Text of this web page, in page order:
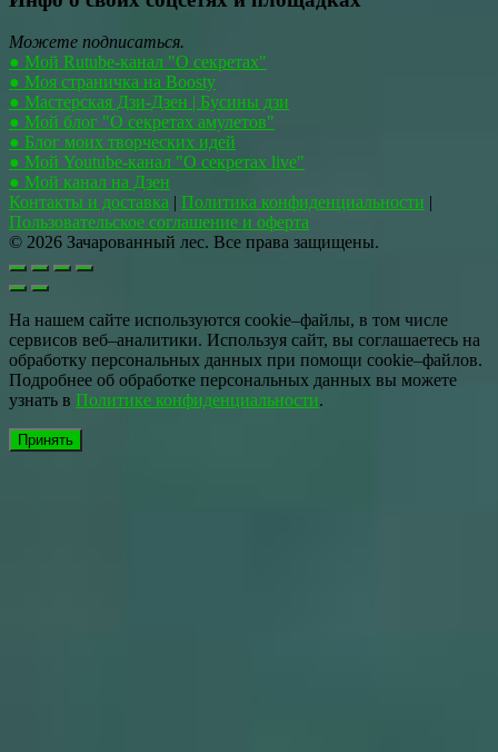
Можете подписаться.
● Мой Rutube-канал "О секретах"
● Моя страничка на Boosty
● Мастерская Дзи-Дзен | Бусины дзи
● Мой блог "О секретах амулетов"
● Блог моих творческих идей
● Мой Youtube-канал "О секретах live"
● Мой канал на Дзен
Контакты и доставка | Политика конфиденциальности |
Пользовательское соглашение и оферта
© 2026 Зачарованный лес. Все права защищены.
На нашем сайте используются cookie–файлы, в том числе
сервисов веб–аналитики. Используя сайт, вы соглашаетесь на
обработку персональных данных при помощи cookie–файлов.
Подробнее об обработке персональных данных вы можете
узнать в Политике конфиденциальности.
Принять